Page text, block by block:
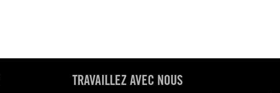
TRAVAILLEZ AVEC NOUS